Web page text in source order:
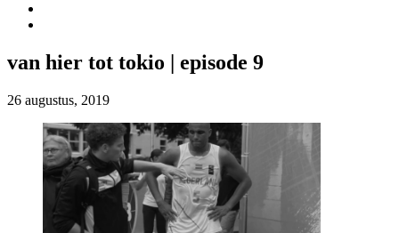
van hier tot tokio | episode 9
26 augustus, 2019